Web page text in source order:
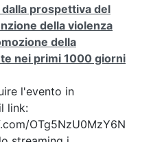
prospettiva del
della violenza
della
nei primi 1000 giorni
l'evento in
link:
OTg5NzU0MzY6N